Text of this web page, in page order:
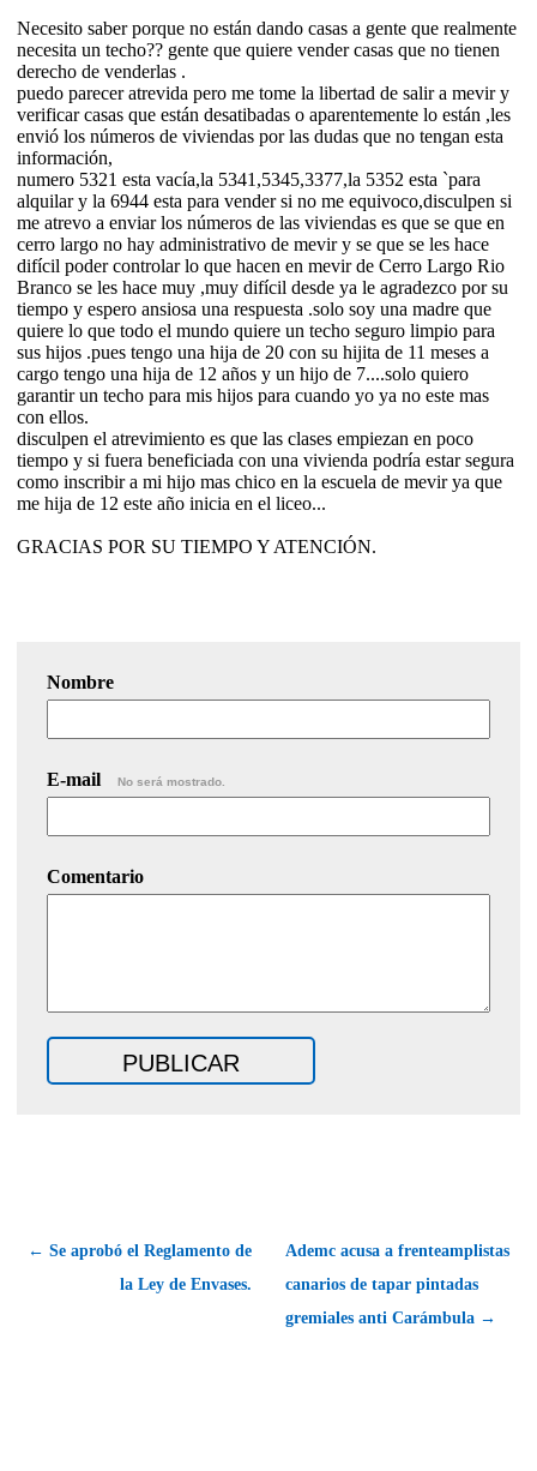
Necesito saber porque no están dando casas a gente que realmente
necesita un techo?? gente que quiere vender casas que no tienen
derecho de venderlas .
puedo parecer atrevida pero me tome la libertad de salir a mevir y
verificar casas que están desatibadas o aparentemente lo están ,les
envió los números de viviendas por las dudas que no tengan esta
información,
numero 5321 esta vacía,la 5341,5345,3377,la 5352 esta `para
alquilar y la 6944 esta para vender si no me equivoco,disculpen si
me atrevo a enviar los números de las viviendas es que se que en
cerro largo no hay administrativo de mevir y se que se les hace
difícil poder controlar lo que hacen en mevir de Cerro Largo Rio
Branco se les hace muy ,muy difícil desde ya le agradezco por su
tiempo y espero ansiosa una respuesta .solo soy una madre que
quiere lo que todo el mundo quiere un techo seguro limpio para
sus hijos .pues tengo una hija de 20 con su hijita de 11 meses a
cargo tengo una hija de 12 años y un hijo de 7....solo quiero
garantir un techo para mis hijos para cuando yo ya no este mas
con ellos.
disculpen el atrevimiento es que las clases empiezan en poco
tiempo y si fuera beneficiada con una vivienda podría estar segura
como inscribir a mi hijo mas chico en la escuela de mevir ya que
me hija de 12 este año inicia en el liceo...
GRACIAS POR SU TIEMPO Y ATENCIÓN.
Nombre
E-mail No será mostrado.
Comentario
← Se aprobó el Reglamento de
la Ley de Envases.
Ademc acusa a frenteamplistas
canarios de tapar pintadas
gremiales anti Carámbula →